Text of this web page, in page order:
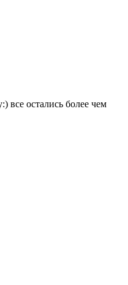
все остались более чем